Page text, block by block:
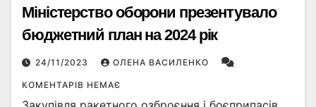
Міністерство оборони презентувало
бюджетний план на 2024 рік
24/11/2023 ОЛЕНА ВАСИЛЕНКО
КОМЕНТАРІВ НЕМАЄ